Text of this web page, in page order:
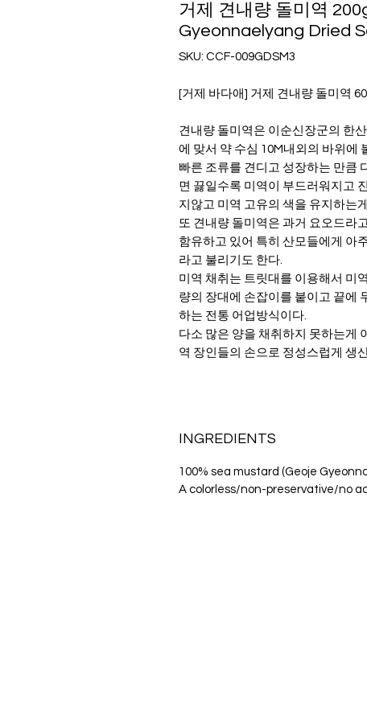
거제 견내량 돌미역
Gyeonnaelyang Dried
SKU: CCF-009GDSM3
[거제 바다애] 거제 견내량 돌미역
견내량 돌미역은 이순신장군의 한
에 맞서 약 수심 10M내외의 바위에
빠른 조류를 견디고 성장하는 만큼
면 끓일수록 미역이 부드러워지고
지않고 미역 고유의 색을 유지하는
또 견내량 돌미역은 과거 요오드라
함유하고 있어 특히 산모들에게 아
라고 불리기도 한다.
미역 채취는 트릿대를 이용해서 미
량의 장대에 손잡이를 붙이고 끝에
하는 전통 어업방식이다.
다소 많은 양을 채취하지 못하는게
역 장인들의 손으로 정성스럽게 생
INGREDIENTS
100% sea mustard (Geoje
A colorless/non-preservative/no